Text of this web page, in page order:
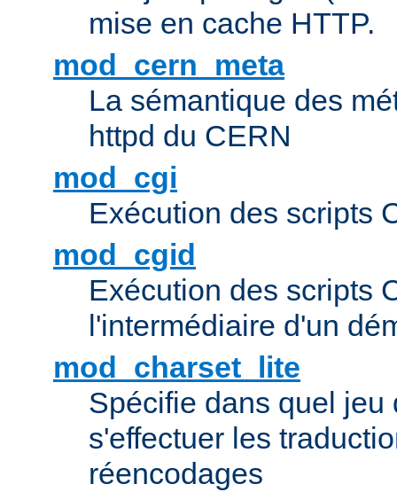
mise en cache HTTP.
mod_cern_meta
La sémantique des
httpd du CERN
mod_cgi
Exécution des scripts
mod_cgid
Exécution des scripts
l'intermédiaire d'un
mod_charset_lite
Spécifie dans quel jeu
s'effectuer les
réencodages